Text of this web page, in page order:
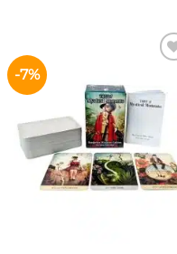
-7%
desejos